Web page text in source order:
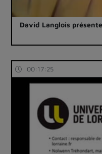
David Langlois
00:17:25